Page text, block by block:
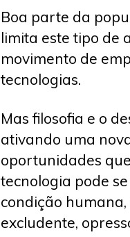
Boa parte da
limita este tipo de
movimento de
tecnologias.
Mas filosofia e o
ativando uma
oportunidades
tecnologia pode
condição
excludente,